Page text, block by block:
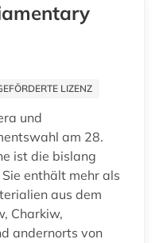
LIZENZ
und
am 28.
ist die bislang
enthält mehr als
aus dem
Charkiw,
andernorts von